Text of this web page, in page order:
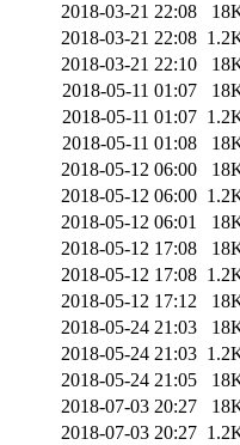
2018-03-21 22:08
2018-03-21 22:08
2018-03-21 22:10
2018-05-11 01:07
2018-05-11 01:07
2018-05-11 01:08
2018-05-12 06:00
2018-05-12 06:00
2018-05-12 06:01
2018-05-12 17:08
2018-05-12 17:08
2018-05-12 17:12
2018-05-24 21:03
2018-05-24 21:03
2018-05-24 21:05
2018-07-03 20:27
2018-07-03 20:27